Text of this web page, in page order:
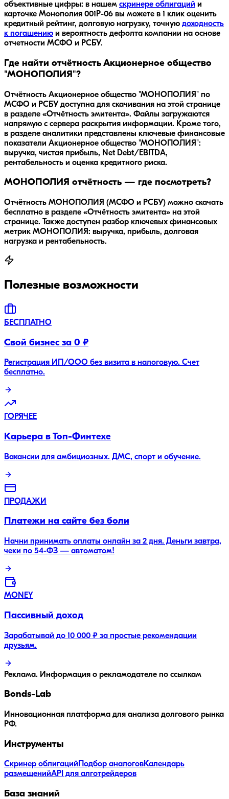
объективные цифры: в нашем скринере облигаций и
карточке Монополия 001P-06 вы можете в 1 клик оценить
кредитный рейтинг, долговую нагрузку, точную доходность
к погашению и вероятность дефолта компании на основе
отчетности МСФО и РСБУ.
Где найти отчётность Акционерное общество
"МОНОПОЛИЯ"?
Отчётность Акционерное общество "МОНОПОЛИЯ" по
МСФО и РСБУ доступна для скачивания на этой странице
в разделе «Отчётность эмитента». Файлы загружаются
напрямую с сервера раскрытия информации. Кроме того,
в разделе аналитики представлены ключевые финансовые
показатели Акционерное общество "МОНОПОЛИЯ":
выручка, чистая прибыль, Net Debt/EBITDA,
рентабельность и оценка кредитного риска.
МОНОПОЛИЯ отчётность — где посмотреть?
Отчётность МОНОПОЛИЯ (МСФО и РСБУ) можно скачать
бесплатно в разделе «Отчётность эмитента» на этой
странице. Также доступен разбор ключевых финансовых
метрик МОНОПОЛИЯ: выручка, прибыль, долговая
нагрузка и рентабельность.
Полезные возможности
БЕСПЛАТНО
Свой бизнес за 0 ₽
Регистрация ИП/ООО без визита в налоговую. Счет
бесплатно.
ГОРЯЧЕЕ
Карьера в Топ-Финтехе
Вакансии для амбициозных. ДМС, спорт и обучение.
ПРОДАЖИ
Платежи на сайте без боли
Начни принимать оплаты онлайн за 2 дня. Деньги завтра,
чеки по 54-ФЗ — автоматом!
MONEY
Пассивный доход
Зарабатывай до 10 000 ₽ за простые рекомендации
друзьям.
Реклама. Информация о рекламодателе по ссылкам
Bonds-Lab
Инновационная платформа для анализа долгового рынка
РФ.
Инструменты
Скринер облигацийПодбор аналоговКалендарь
размещенийAPI для алготрейдеров
База знаний